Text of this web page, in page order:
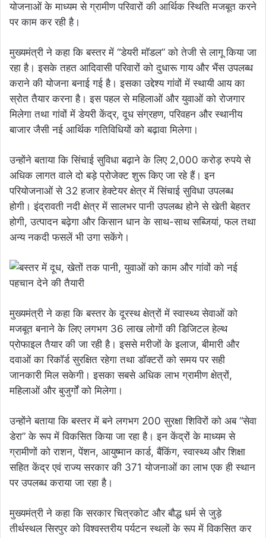
योजनाओं के माध्यम से ग्रामीण परिवारों की आर्थिक स्थिति मजबूत करने
पर काम कर रही है।
मुख्यमंत्री ने कहा कि बस्तर में “डेयरी मॉडल” को तेजी से लागू किया जा
रहा है। इसके तहत आदिवासी परिवारों को दुधारू गाय और भैंस उपलब्ध
कराने की योजना बनाई गई है। इसका उद्देश्य गांवों में स्थायी आय का
स्रोत तैयार करना है। इस पहल से महिलाओं और युवाओं को रोजगार
मिलेगा तथा गांवों में डेयरी केंद्र, दूध संग्रहण, परिवहन और स्थानीय
बाजार जैसी नई आर्थिक गतिविधियों को बढ़ावा मिलेगा।
उन्होंने बताया कि सिंचाई सुविधा बढ़ाने के लिए 2,000 करोड़ रुपये से
अधिक लागत वाले दो बड़े प्रोजेक्ट शुरू किए जा रहे हैं। इन
परियोजनाओं से 32 हजार हेक्टेयर क्षेत्र में सिंचाई सुविधा उपलब्ध
होगी। इंद्रावती नदी क्षेत्र में सालभर पानी उपलब्ध होने से खेती बेहतर
होगी, उत्पादन बढ़ेगा और किसान धान के साथ-साथ सब्जियां, फल तथा
अन्य नकदी फसलें भी उगा सकेंगे।
मुख्यमंत्री ने कहा कि बस्तर के दूरस्थ क्षेत्रों में स्वास्थ्य सेवाओं को
मजबूत बनाने के लिए लगभग 36 लाख लोगों की डिजिटल हेल्थ
प्रोफाइल तैयार की जा रही है। इससे मरीजों के इलाज, बीमारी और
दवाओं का रिकॉर्ड सुरक्षित रहेगा तथा डॉक्टरों को समय पर सही
जानकारी मिल सकेगी। इसका सबसे अधिक लाभ ग्रामीण क्षेत्रों,
महिलाओं और बुजुर्गों को मिलेगा।
उन्होंने बताया कि बस्तर में बने लगभग 200 सुरक्षा शिविरों को अब “सेवा
डेरा” के रूप में विकसित किया जा रहा है। इन केंद्रों के माध्यम से
ग्रामीणों को राशन, पेंशन, आयुष्मान कार्ड, बैंकिंग, स्वास्थ्य और शिक्षा
सहित केंद्र एवं राज्य सरकार की 371 योजनाओं का लाभ एक ही स्थान
पर उपलब्ध कराया जा रहा है।
मुख्यमंत्री ने कहा कि सरकार चित्रकोट और बौद्ध धर्म से जुड़े
तीर्थस्थल सिरपुर को विश्वस्तरीय पर्यटन स्थलों के रूप में विकसित कर